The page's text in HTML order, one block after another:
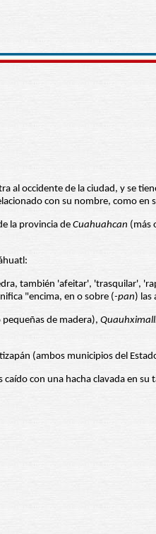
al occidente de la ciudad, y se
con su nombre, como en
la provincia deCuahuahcan (más
también 'afeitar', 'trasquilar',
"encima, en o sobre (-pan) las
pequeñas de madera),
(ambos municipios del
con una hacha clavada en